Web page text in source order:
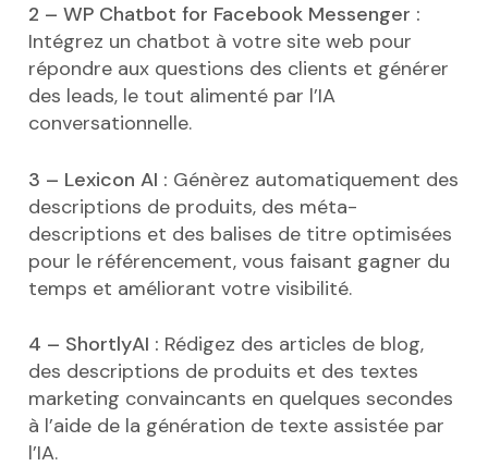
2 – WP Chatbot for Facebook Messenger :
Intégrez un chatbot à votre site web pour
répondre aux questions des clients et générer
des leads, le tout alimenté par l’IA
conversationnelle.
3 – Lexicon AI : Génèrez automatiquement des
descriptions de produits, des méta-
descriptions et des balises de titre optimisées
pour le référencement, vous faisant gagner du
temps et améliorant votre visibilité.
4 – ShortlyAI : Rédigez des articles de blog,
des descriptions de produits et des textes
marketing convaincants en quelques secondes
à l’aide de la génération de texte assistée par
l’IA.